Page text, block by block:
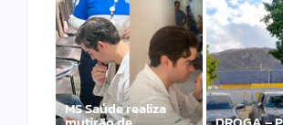
MS Saúde realiza